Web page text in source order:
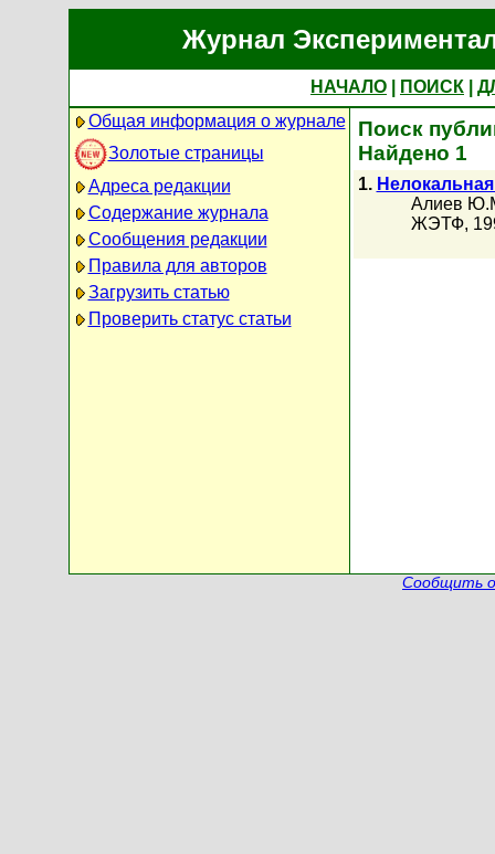
Журнал
НАЧАЛО ПОИСК
Общая информация о журнале
Золотые страницы
Адреса редакции
Содержание журнала
Сообщения редакции
Правила для авторов
Загрузить статью
Проверить статус статьи
Поиск
Найдено 1
1.
Алиев
ЖЭТФ,
Сообщить о